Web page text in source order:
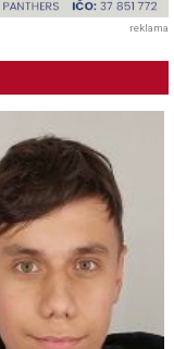
reklama